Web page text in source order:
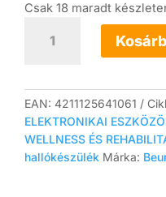
Csak 18 maradt
készülék
1
db
mennyiség
EAN: 4211125641061
ELEKTRONIKAI
WELLNESS ÉS
hallókészülék Márka: